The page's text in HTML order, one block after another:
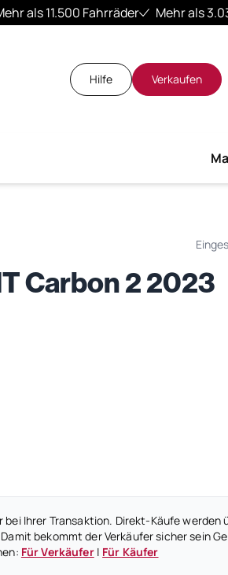
als 11.500 Fahrräder Mehr als
Hilfe Verkaufen
Carbon 2 2023
Ihrer Transaktion. Direkt-Käufe werden
bekommt der Verkäufer sicher sein
Für Verkäufer| Für Käufer